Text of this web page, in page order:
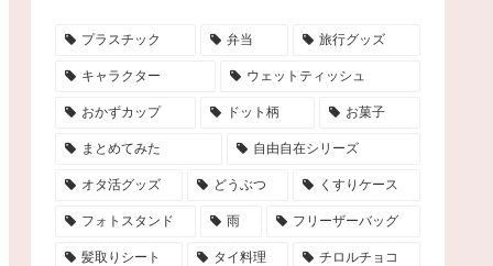
プラスチック 弁当 旅行グッズ
キャラクター ウェットティッシュ
おかずカップ ドット柄 お菓子
まとめてみた 自由自在シリーズ
オタ活グッズ どうぶつ くすりケース
フォトスタンド 雨 フリーザーバッグ
髪取りシート タイ料理 チロルチョコ